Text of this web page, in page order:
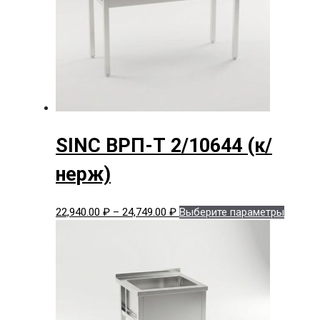
SINC ВРП-Т 2/10644 (к/
нерж)
22,940.00 ₽ – 24,749.00 ₽Диапазон
24,749.00 ₽
Выберите параметры